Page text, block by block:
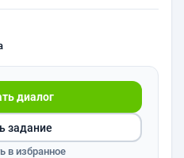
диалог
задание
в избранное